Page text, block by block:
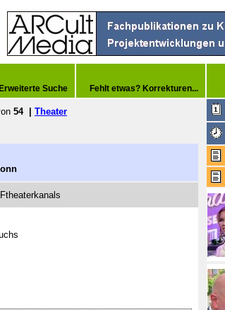
Erweiterte Suche Fehlt etwas? Korrekturen...
54 Theater